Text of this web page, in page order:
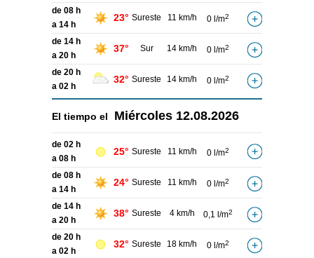
de 08 h
a 14 h
23° Sureste 11 km/h 0 l/m2
de 14 h
a 20 h
37° Sur 14 km/h 0 l/m2
de 20 h
a 02 h
32° Sureste 14 km/h 0 l/m2
El tiempo el Miércoles 12.08.2026
de 02 h
a 08 h
25° Sureste 11 km/h 0 l/m2
de 08 h
a 14 h
24° Sureste 11 km/h 0 l/m2
de 14 h
a 20 h
38° Sureste 4 km/h 0,1 l/m2
de 20 h
a 02 h
32° Sureste 18 km/h 0 l/m2